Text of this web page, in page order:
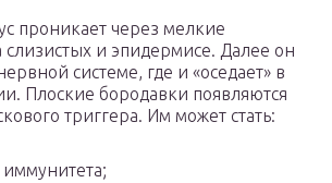
проникает через мелкие
и эпидермисе. Далее он
системе, где и «оседает» в
Плоские бородавки появляются
триггера. Им может стать: